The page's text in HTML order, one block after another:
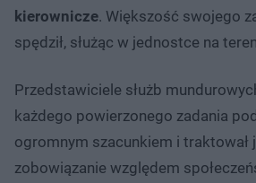
kierownicze. Większość swojego
spędził, służąc w jednostce na
Przedstawiciele służb
każdego powierzonego zadania
ogromnym szacunkiem i traktował
zobowiązanie względem